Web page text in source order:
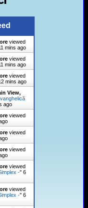
viewed
mins ago
viewed
mins ago
viewed
mins ago
View,
ago
viewed
viewed
viewed
viewed
-" 6
viewed
-" 6